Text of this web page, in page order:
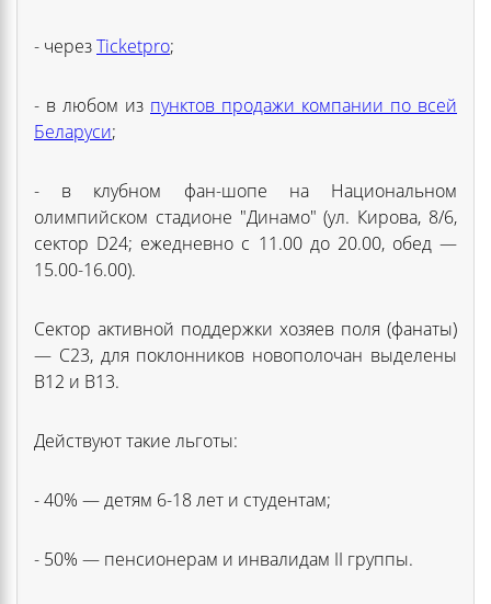
- черезTicketpro;
- в любом из пунктов продажи компании по всей
Беларуси;
- в клубном фан-шопе на Национальном
олимпийском стадионе "Динамо" (ул. Кирова, 8/6,
сектор D24; ежедневно с 11.00 до 20.00, обед —
15.00-16.00).
Сектор активной поддержки хозяев поля (фанаты)
— С23, для поклонников новополочан выделены
В12 и В13.
Действуют такие льготы:
- 40% — детям 6-18 лет и студентам;
- 50% — пенсионерам и инвалидам II группы.